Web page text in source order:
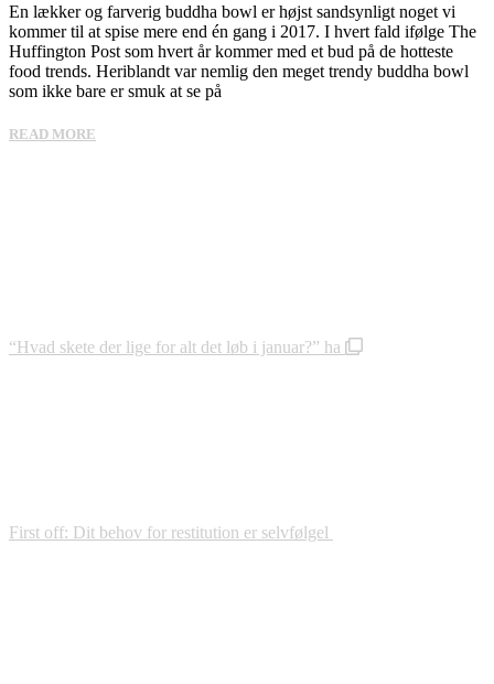
En lækker og farverig buddha bowl er højst sandsynligt noget vi
kommer til at spise mere end én gang i 2017. I hvert fald ifølge The
Huffington Post som hvert år kommer med et bud på de hotteste
food trends. Heriblandt var nemlig den meget trendy buddha bowl
som ikke bare er smuk at se på
READ MORE
“Hvad skete der lige for alt det løb i januar?” ha
First off: Dit behov for restitution er selvfølgel